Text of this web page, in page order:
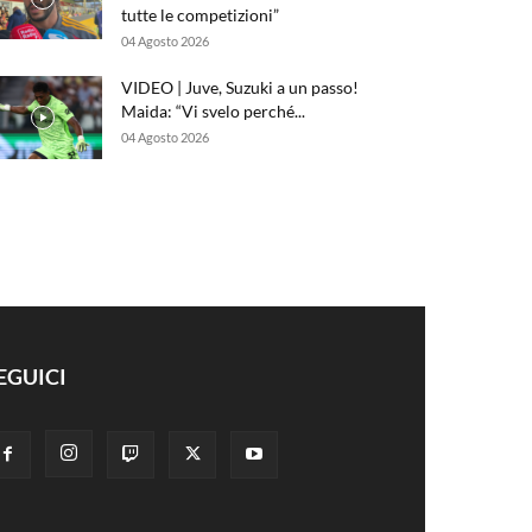
tutte le competizioni”
04 Agosto 2026
VIDEO | Juve, Suzuki a un passo!
Maida: “Vi svelo perché...
04 Agosto 2026